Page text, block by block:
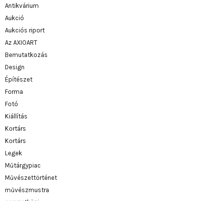
Antikvárium
Aukció
Aukciós riport
Az AXIOART
Bemutatkozás
Design
Építészet
Forma
Fotó
Kiállítás
Kortárs
Kortárs
Legek
Műtárgypiac
Művészettörténet
művészmustra